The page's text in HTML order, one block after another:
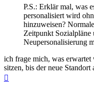
P.S.: Erklär mal, was
personalisiert wird
hinzuweisen?
Zeitpunkt Sozialpläne
Neupersonalisierung
ich frage mich, was
sitzen, bis der neue Standort